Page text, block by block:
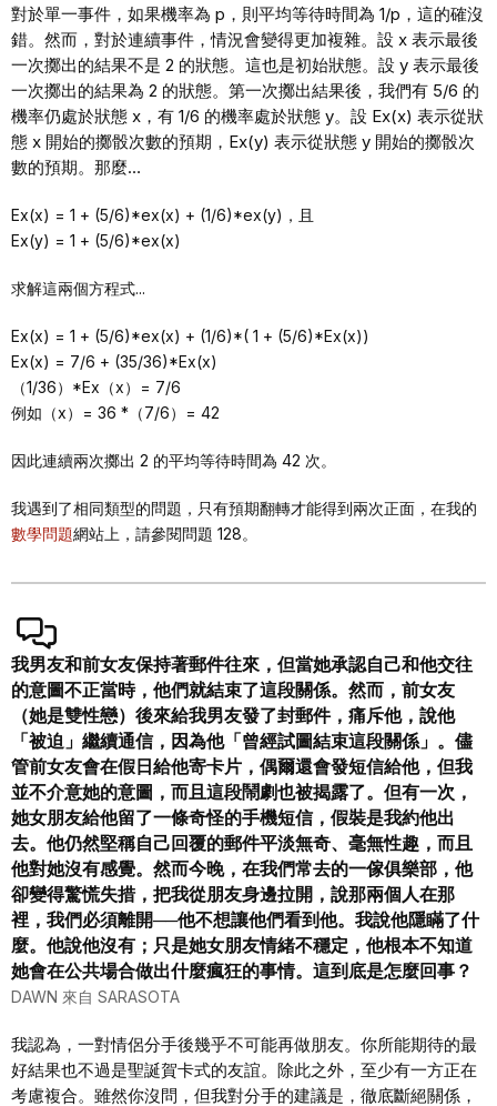
對於單一事件，如果機率為 p，則平均等待時間為 1/p，這的確沒
錯。然而，對於連續事件，情況會變得更加複雜。設 x 表示最後
一次擲出的結果不是 2 的狀態。這也是初始狀態。設 y 表示最後
一次擲出的結果為 2 的狀態。第一次擲出結果後，我們有 5/6 的
機率仍處於狀態 x，有 1/6 的機率處於狀態 y。設 Ex(x) 表示從狀
態 x 開始的擲骰次數的預期，Ex(y) 表示從狀態 y 開始的擲骰次
數的預期。那麼…
Ex(x) = 1 + (5/6)*ex(x) + (1/6)*ex(y)，且
Ex(y) = 1 + (5/6)*ex(x)
求解這兩個方程式...
Ex(x) = 1 + (5/6)*ex(x) + (1/6)*( 1 + (5/6)*Ex(x))
Ex(x) = 7/6 + (35/36)*Ex(x)
（1/36）*Ex（x）= 7/6
例如（x）= 36 *（7/6）= 42
因此連續兩次擲出 2 的平均等待時間為 42 次。
我遇到了相同類型的問題，只有預期翻轉才能得到兩次正面，在我的
數學問題網站上，請參閱問題 128。
我男友和前女友保持著郵件往來，但當她承認自己和他交往
的意圖不正當時，他們就結束了這段關係。然而，前女友
（她是雙性戀）後來給我男友發了封郵件，痛斥他，說他
「被迫」繼續通信，因為他「曾經試圖結束這段關係」。儘
管前女友會在假日給他寄卡片，偶爾還會發短信給他，但我
並不介意她的意圖，而且這段鬧劇也被揭露了。但有一次，
她女朋友給他留了一條奇怪的手機短信，假裝是我約他出
去。他仍然堅稱自己回覆的郵件平淡無奇、毫無性趣，而且
他對她沒有感覺。然而今晚，在我們常去的一傢俱樂部，他
卻變得驚慌失措，把我從朋友身邊拉開，說那兩個人在那
裡，我們必須離開──他不想讓他們看到他。我說他隱瞞了什
麼。他說他沒有；只是她女朋友情緒不穩定，他根本不知道
她會在公共場合做出什麼瘋狂的事情。這到底是怎麼回事？
DAWN 來自 SARASOTA
我認為，一對情侶分手後幾乎不可能再做朋友。你所能期待的最
好結果也不過是聖誕賀卡式的友誼。除此之外，至少有一方正在
考慮複合。雖然你沒問，但我對分手的建議是，徹底斷絕關係，